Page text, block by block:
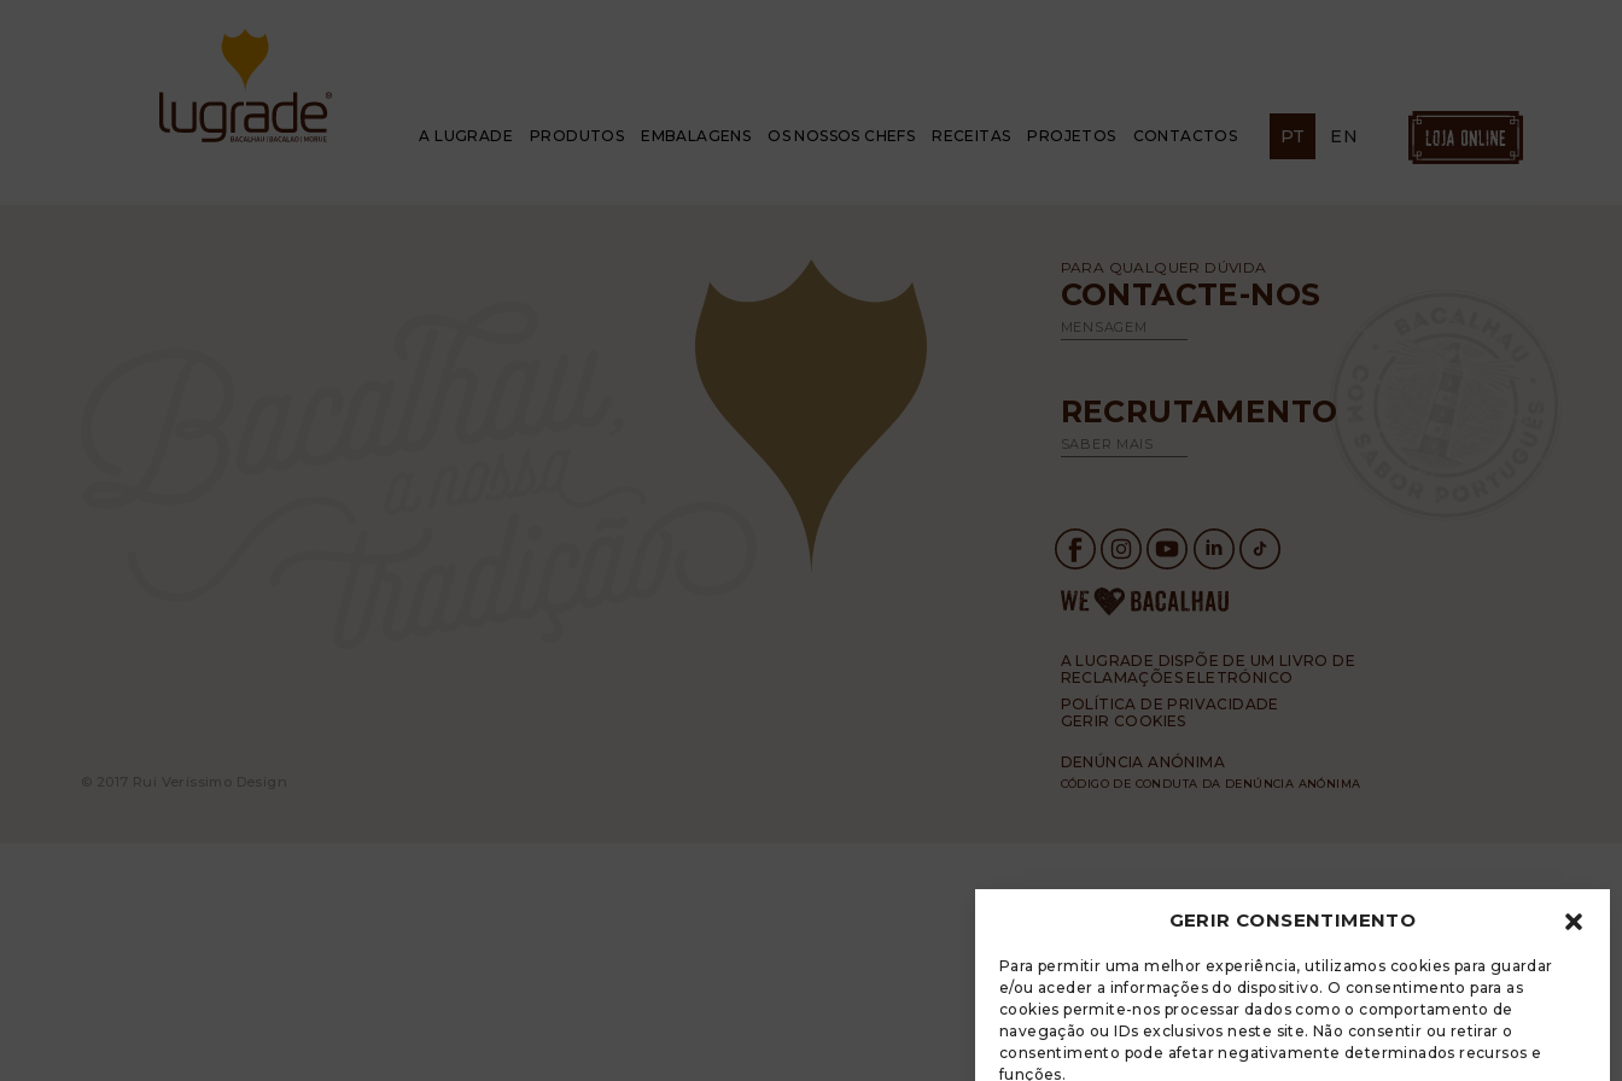
GERIR CONSENTIMENTO
Para permitir uma melhor experiência, utilizamos cookies para guardar
e/ou aceder a informações do dispositivo. O consentimento para as
cookies permite-nos processar dados como o comportamento de
navegação ou IDs exclusivos neste site. Não consentir ou retirar o
consentimento pode afetar negativamente determinados recursos e
funções.
A LUGRADE PRODUTOS EMBALAGENS OS NOSSOS CHEFS RECEITAS PROJETOS CONTACTOS PT EN
PARA QUALQUER DÚVIDA
CONTACTE-NOS
MENSAGEM
RECRUTAMENTO
SABER MAIS
A LUGRADE DISPÕE DE UM LIVRO DE
RECLAMAÇÕES ELETRÓNICO
POLÍTICA DE PRIVACIDADE
GERIR COOKIES
DENÚNCIA ANÓNIMA
CÓDIGO DE CONDUTA DA DENÚNCIA ANÓNIMA
© 2017 Rui Veríssimo Design